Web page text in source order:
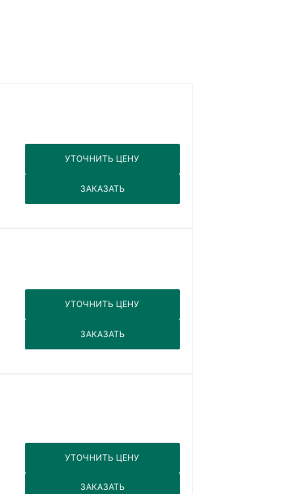
УТОЧНИТЬ ЦЕНУ
ЗАКАЗАТЬ
УТОЧНИТЬ ЦЕНУ
ЗАКАЗАТЬ
УТОЧНИТЬ ЦЕНУ
ЗАКАЗАТЬ